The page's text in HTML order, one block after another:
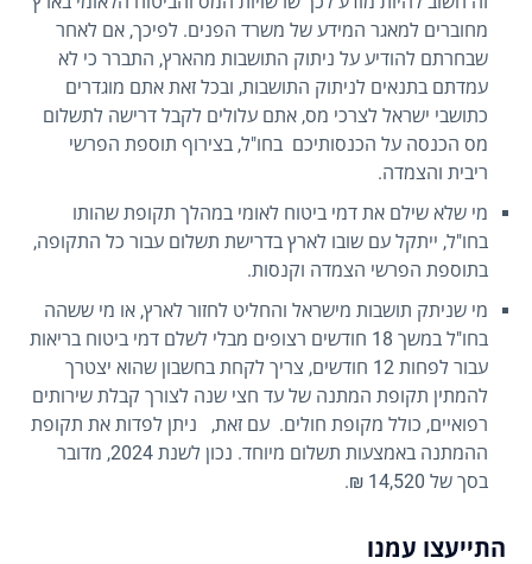
מחוברים למאגר המידע של משרד הפנים. לפיכך, אם לאחר
שבחרתם להודיע על ניתוק התושבות מהארץ, התברר כי לא
עמדתם בתנאים לניתוק התושבות, ובכל זאת אתם מוגדרים
כתושבי ישראל לצרכי מס, אתם עלולים לקבל דרישה לתשלום
מס הכנסה על הכנסותיכם בחו"ל, בצירוף תוספת הפרשי
ריבית והצמדה.
מי שלא שילם את דמי ביטוח לאומי במהלך תקופת שהותו
בחו"ל, ייתקל עם שובו לארץ בדרישת תשלום עבור כל התקופה,
בתוספת הפרשי הצמדה וקנסות.
מי שניתק תושבות מישראל והחליט לחזור לארץ, או מי ששהה
בחו"ל במשך 18 חודשים רצופים מבלי לשלם דמי ביטוח בריאות
עבור לפחות 12 חודשים, צריך לקחת בחשבון שהוא יצטרך
להמתין תקופת המתנה של עד חצי שנה לצורך קבלת שירותים
רפואיים, כולל מקופת חולים. עם זאת, ניתן לפדות את תקופת
ההמתנה באמצעות תשלום מיוחד. נכון לשנת 2024, מדובר
בסך של 14,520 ₪.
התייעצו עמנו